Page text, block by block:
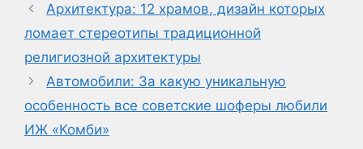
Архитектура: 12 храмов, дизайн которых
ломает стереотипы традиционной
религиозной архитектуры
Автомобили: За какую уникальную
особенность все советские шоферы любили
ИЖ «Комби»